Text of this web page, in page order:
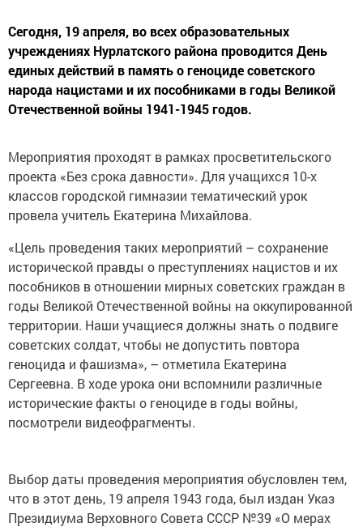
Сегодня, 19 апреля, во всех образовательных
учреждениях Нурлатского района проводится День
единых действий в память о геноциде советского
народа нацистами и их пособниками в годы Великой
Отечественной войны 1941-1945 годов.
Мероприятия проходят в рамках просветительского
проекта «Без срока давности». Для учащихся 10-х
классов городской гимназии тематический урок
провела учитель Екатерина Михайлова.
«Цель проведения таких мероприятий – сохранение
исторической правды о преступлениях нацистов и их
пособников в отношении мирных советских граждан в
годы Великой Отечественной войны на оккупированной
территории. Наши учащиеся должны знать о подвиге
советских солдат, чтобы не допустить повтора
геноцида и фашизма», – отметила Екатерина
Сергеевна. В ходе урока они вспомнили различные
исторические факты о геноциде в годы войны,
посмотрели видеофрагменты.
Выбор даты проведения мероприятия обусловлен тем,
что в этот день, 19 апреля 1943 года, был издан Указ
Президиума Верховного Совета СССР №39 «О мерах